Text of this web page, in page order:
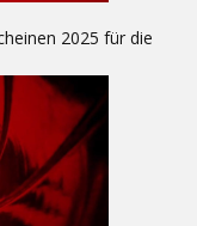
2025 für die